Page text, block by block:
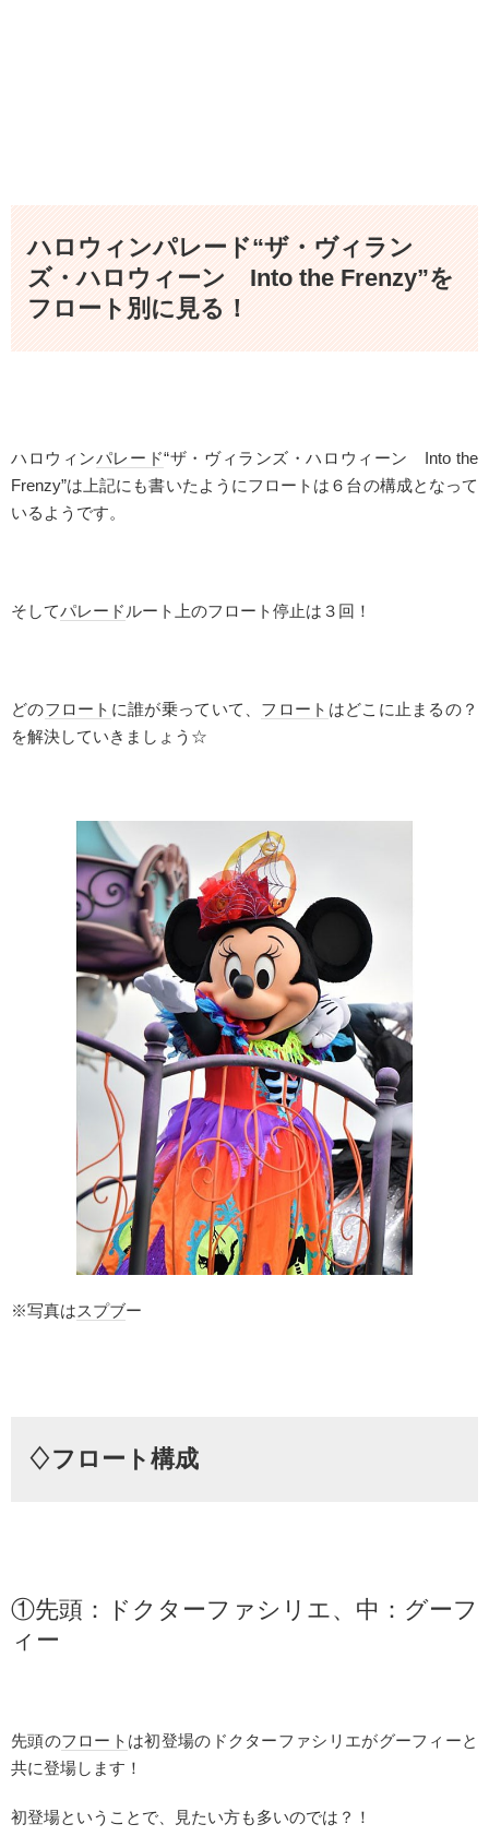
ハロウィンパレード“ザ・ヴィラン
ズ・ハロウィーン Into the Frenzy”を
フロート別に見る！
ハロウィンパレード“ザ・ヴィランズ・ハロウィーン Into the
Frenzy”は上記にも書いたようにフロートは６台の構成となって
いるようです。
そしてパレード ルート上のフロート停止は３回！
どのフロート に誰が乗っていて、 フロート はどこに止まるの？
を解決していきましょう☆
※写真はスプブー
♢フロート構成
①先頭：ドクターファシリエ、中：グーフ
ィー
先頭のフロート は初登場のドクターファシリエがグーフィーと
共に登場します！
初登場ということで、見たい方も多いのでは？！